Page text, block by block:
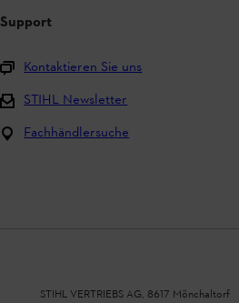
Support
Kontaktieren Sie uns
STIHL Newsletter
Fachhändlersuche
STIHL VERTRIEBS AG, 8617 Mönchaltorf